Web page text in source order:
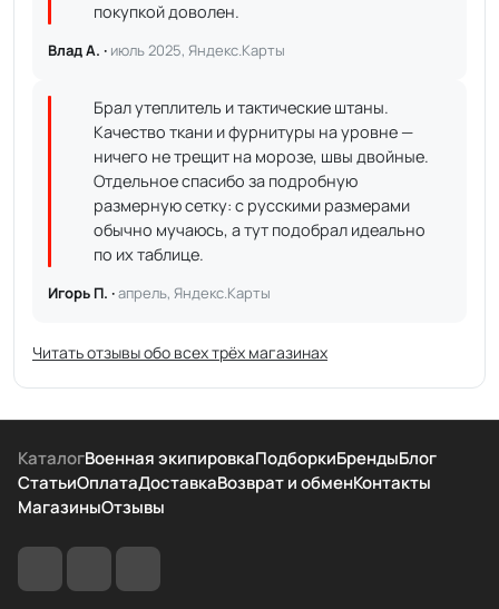
покупкой доволен.
Влад А. · июль 2025, Яндекс.Карты
Брал утеплитель и тактические штаны.
Качество ткани и фурнитуры на уровне —
ничего не трещит на морозе, швы двойные.
Отдельное спасибо за подробную
размерную сетку: с русскими размерами
обычно мучаюсь, а тут подобрал идеально
по их таблице.
Игорь П. ·апрель, Яндекс.Карты
Читать отзывы обо всех трёх магазинах
КаталогВоенная экипировкаПодборкиБрендыБлог
СтатьиОплатаДоставкаВозврат и обменКонтакты
МагазиныОтзывы